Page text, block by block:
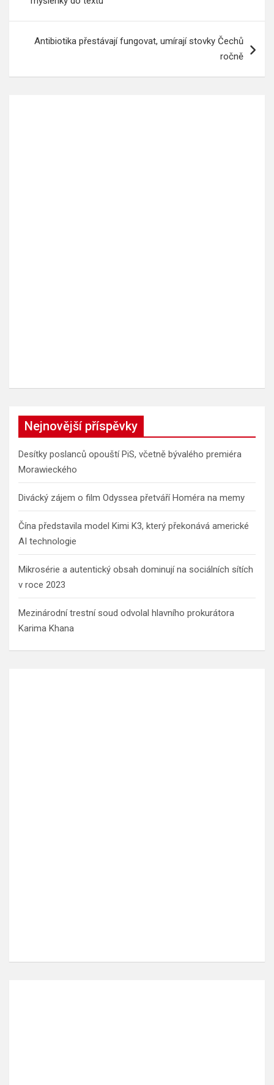
Antibiotika přestávají fungovat, umírají stovky Čechů
ročně
Nejnovější příspěvky
Desítky poslanců opouští PiS, včetně bývalého premiéra
Morawieckého
Divácký zájem o film Odyssea přetváří Homéra na memy
Čína představila model Kimi K3, který překonává americké
AI technologie
Mikrosérie a autentický obsah dominují na sociálních sítích
v roce 2023
Mezinárodní trestní soud odvolal hlavního prokurátora
Karima Khana